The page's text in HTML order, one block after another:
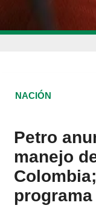
NACIÓN
Petro
manejo
programa